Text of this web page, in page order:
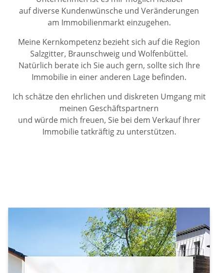
auf diverse Kundenwünsche und Veränderungen
am Immobilienmarkt einzugehen.
Meine Kernkompetenz bezieht sich auf die Region
Salzgitter, Braunschweig und Wolfenbüttel.
Natürlich berate ich Sie auch gern, sollte sich Ihre
Immobilie in einer anderen Lage befinden.
Ich schätze den ehrlichen und diskreten Umgang mit
meinen Geschäftspartnern
und würde mich freuen, Sie bei dem Verkauf Ihrer
Immobilie tatkräftig zu unterstützen.